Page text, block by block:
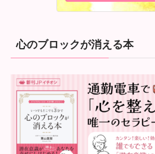
心のブロックが消える本